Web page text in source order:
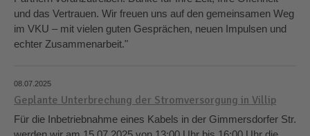
und das Vertrauen. Wir freuen uns auf den gemeinsamen Weg
im VKU – mit vielen guten Gesprächen, neuen Impulsen und
echter Zusammenarbeit."
08.07.2025
Geplante Unterbrechung der Stromversorgung in Villip
Für die Inbetriebnahme eines Kabels in der Gimmersdorfer Str.